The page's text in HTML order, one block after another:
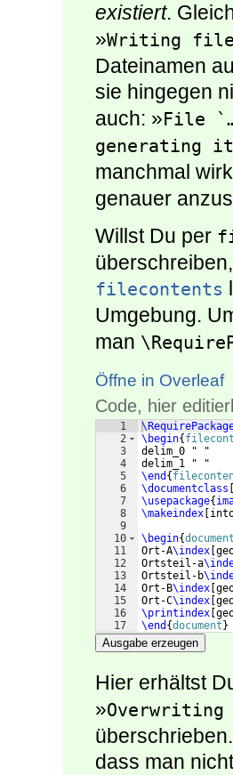
existiert.
»Writing
Dateinamen
sie hingegen
auch: »File
generating
manchmal
genauer
Willst Du per
filecontents
Umgebung.
man
Öffne in Overleaf
Code, hier
1
2
3
4
5
6
7
8
9
10
11
12
13
14
15
16
17
\begin{
delim_0 " "
delim_1 " "
\end {
\documentclass
\usepackage{
\makeindex
\begin{document
Ort-A\index
Ortsteil-a
Ortsteil-b
Ort-B\index
Ort-C\index
\printindex
\end {document }
Ausgabe erzeugen
Hier erhältst
»
dass man